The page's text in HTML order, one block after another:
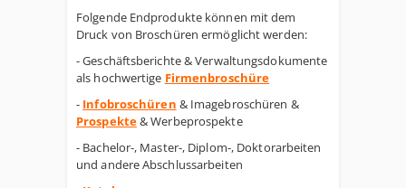
Folgende Endprodukte können mit dem
Druck von Broschüren ermöglicht werden:
- Geschäftsberichte & Verwaltungsdokumente
als hochwertige Firmenbroschüre
- Infobroschüren & Imagebroschüren &
Prospekte& Werbeprospekte
- Bachelor-, Master-, Diplom-, Doktorarbeiten
und andere Abschlussarbeiten